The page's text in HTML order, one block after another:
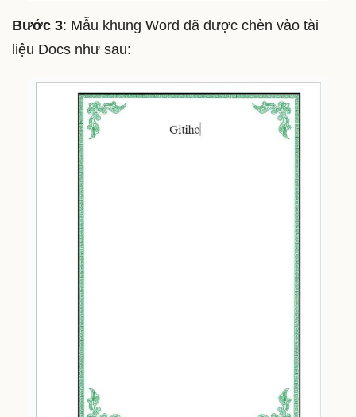
Bước 3: Mẫu khung Word đã được chèn vào tài
liệu Docs như sau: